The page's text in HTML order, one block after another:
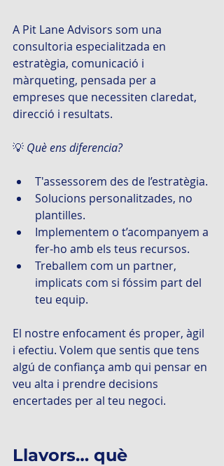
A Pit Lane Advisors som una
consultoria especialitzada en
estratègia, comunicació i
màrqueting, pensada per a
empreses que necessiten claredat,
direcció i resultats.
💡 Què ens diferencia?
T'assessorem des de l’estratègia.
Solucions personalitzades, no
plantilles.
Implementem o t’acompanyem a
fer-ho amb els teus recursos.
Treballem com un partner,
implicats com si fóssim part del
teu equip.
El nostre enfocament és proper, àgil
i efectiu. Volem que sentis que tens
algú de confiança amb qui pensar en
veu alta i prendre decisions
encertades per al teu negoci.
Llavors… què